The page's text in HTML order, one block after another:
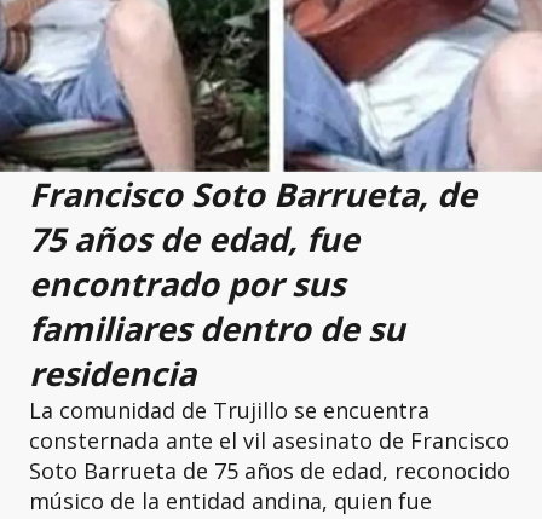
Francisco Soto Barrueta, de
75 años de edad, fue
encontrado por sus
familiares dentro de su
residencia
La comunidad de Trujillo se encuentra
consternada ante el vil asesinato de Francisco
Soto Barrueta de 75 años de edad, reconocido
músico de la entidad andina, quien fue